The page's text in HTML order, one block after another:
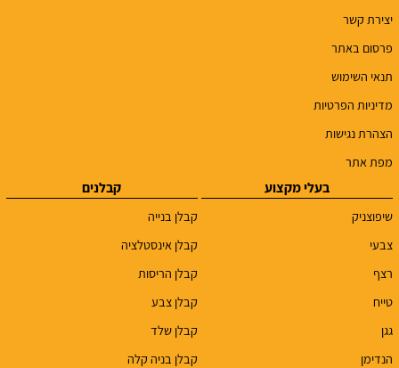
יצירת קשר
פרסום באתר
תנאי השימוש
מדיניות הפרטיות
הצהרת נגישות
מפת אתר
בעלי מקצוע
שיפוצניק
צבעי
רצף
טייח
גגן
הנדימן
קבלנים
קבלן בנייה
קבלן אינסטלציה
קבלן הריסות
קבלן צבע
קבלן שלד
קבלן בניה קלה